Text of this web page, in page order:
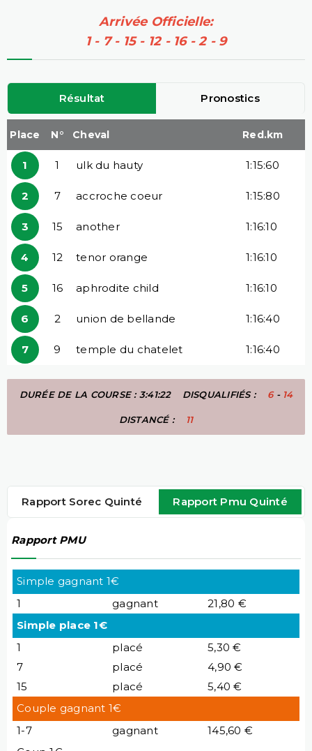
Arrivée Officielle:
1 - 7 - 15 - 12 - 16 - 2 - 9
Résultat Pronostics
Place N° Cheval Red.km
1 1 ulk du hauty 1:15:60
2 7 accroche coeur 1:15:80
3 15 another 1:16:10
4 12 tenor orange 1:16:10
5 16 aphrodite child 1:16:10
6 2 union de bellande 1:16:40
7 9 temple du chatelet 1:16:40
DURÉE DE LA COURSE : 3:41:22 DISQUALIFIÉS : 6- 14
DISTANCÉ : 11
Rapport Sorec Quinté Rapport Pmu Quinté
Rapport PMU
Simple gagnant 1€
1
gagnant
21,80 €
Simple place 1€
1
placé
5,30 €
7
placé
4,90 €
15
placé
5,40 €
Couple gagnant 1€
1-7
gagnant
145,60 €